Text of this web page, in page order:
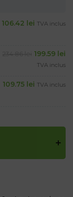
106.42 lei TVA inclus
199.59 lei
TVA inclus
109.75 lei TVA inclus